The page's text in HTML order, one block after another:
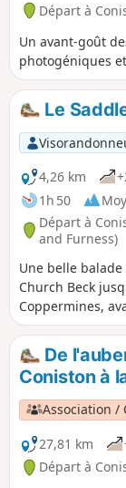
Départ à
Un avant-goût
photogéniques
Le
4,26 km
1h 50
Départ à
and Furness)
Une belle
Church Beck
Coppermines,
magnifique sur
terminer ta
pubs
commencer tes
De
Coniston à
Association /
27,81 km
Départ à